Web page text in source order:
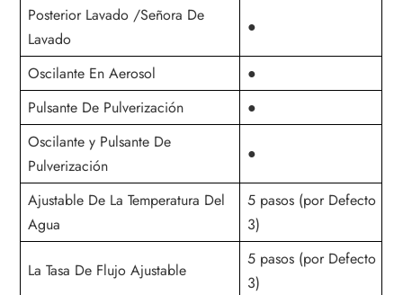
Posterior Lavado /Señora De
Lavado
●
Oscilante En Aerosol
●
Pulsante De Pulverización
●
Oscilante y Pulsante De
Pulverización
●
Ajustable De La Temperatura Del
Agua
5 pasos (por Defecto
3)
La Tasa De Flujo Ajustable
5 pasos (por Defecto
3)